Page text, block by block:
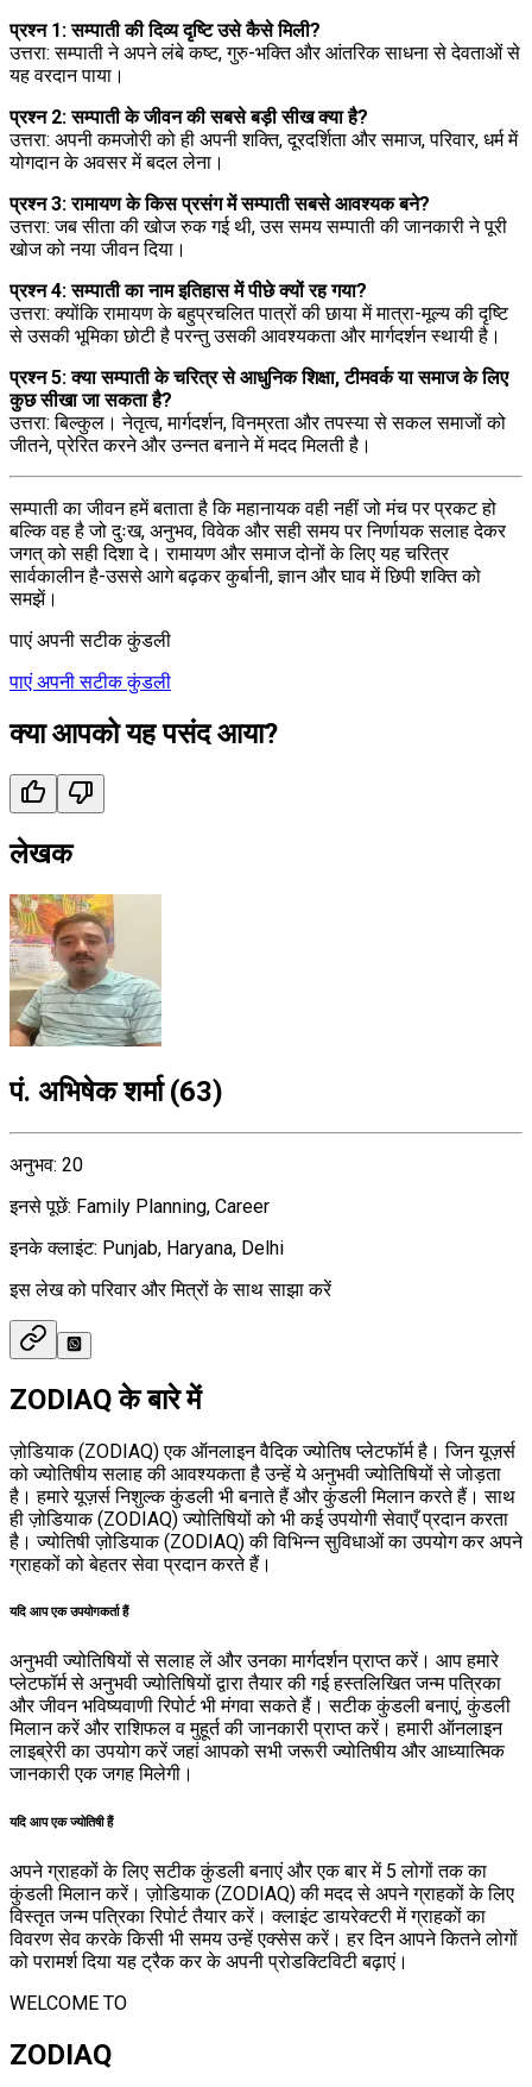
प्रश्न 1: सम्पाती की दिव्य दृष्टि उसे कैसे मिली?
उत्तरा: सम्पाती ने अपने लंबे कष्ट, गुरु-भक्ति और आंतरिक साधना से देवताओं से
यह वरदान पाया।
प्रश्न 2: सम्पाती के जीवन की सबसे बड़ी सीख क्या है?
उत्तरा: अपनी कमजोरी को ही अपनी शक्ति, दूरदर्शिता और समाज, परिवार, धर्म में
योगदान के अवसर में बदल लेना।
प्रश्न 3: रामायण के किस प्रसंग में सम्पाती सबसे आवश्यक बने?
उत्तरा: जब सीता की खोज रुक गई थी, उस समय सम्पाती की जानकारी ने पूरी
खोज को नया जीवन दिया।
प्रश्न 4: सम्पाती का नाम इतिहास में पीछे क्यों रह गया?
उत्तरा: क्योंकि रामायण के बहुप्रचलित पात्रों की छाया में मात्रा-मूल्य की दृष्टि
से उसकी भूमिका छोटी है परन्तु उसकी आवश्यकता और मार्गदर्शन स्थायी है।
प्रश्न 5: क्या सम्पाती के चरित्र से आधुनिक शिक्षा, टीमवर्क या समाज के लिए
कुछ सीखा जा सकता है?
उत्तरा: बिल्कुल। नेतृत्व, मार्गदर्शन, विनम्रता और तपस्या से सकल समाजों को
जीतने, प्रेरित करने और उन्नत बनाने में मदद मिलती है।
सम्पाती का जीवन हमें बताता है कि महानायक वही नहीं जो मंच पर प्रकट हो
बल्कि वह है जो दुःख, अनुभव, विवेक और सही समय पर निर्णायक सलाह देकर
जगत् को सही दिशा दे। रामायण और समाज दोनों के लिए यह चरित्र
सार्वकालीन है-उससे आगे बढ़कर कुर्बानी, ज्ञान और घाव में छिपी शक्ति को
समझें।
पाएं अपनी सटीक कुंडली
पाएं अपनी सटीक कुंडली
क्या आपको यह पसंद आया?
लेखक
पं. अभिषेक शर्मा(63)
अनुभव: 20
इनसे पूछें: Family Planning, Career
इनके क्लाइंट: Punjab, Haryana, Delhi
इस लेख को परिवार और मित्रों के साथ साझा करें
ZODIAQ के बारे में
ज़ोडियाक (ZODIAQ) एक ऑनलाइन वैदिक ज्योतिष प्लेटफॉर्म है। जिन यूज़र्स
को ज्योतिषीय सलाह की आवश्यकता है उन्हें ये अनुभवी ज्योतिषियों से जोड़ता
है। हमारे यूज़र्स निशुल्क कुंडली भी बनाते हैं और कुंडली मिलान करते हैं। साथ
ही ज़ोडियाक (ZODIAQ) ज्योतिषियों को भी कई उपयोगी सेवाएँ प्रदान करता
है। ज्योतिषी ज़ोडियाक (ZODIAQ) की विभिन्न सुविधाओं का उपयोग कर अपने
ग्राहकों को बेहतर सेवा प्रदान करते हैं।
यदि आप एक उपयोगकर्ता हैं
अनुभवी ज्योतिषियों से सलाह लें और उनका मार्गदर्शन प्राप्त करें। आप हमारे
प्लेटफॉर्म से अनुभवी ज्योतिषियों द्वारा तैयार की गई हस्तलिखित जन्म पत्रिका
और जीवन भविष्यवाणी रिपोर्ट भी मंगवा सकते हैं। सटीक कुंडली बनाएं, कुंडली
मिलान करें और राशिफल व मुहूर्त की जानकारी प्राप्त करें। हमारी ऑनलाइन
लाइब्रेरी का उपयोग करें जहां आपको सभी जरूरी ज्योतिषीय और आध्यात्मिक
जानकारी एक जगह मिलेगी।
यदि आप एक ज्योतिषी हैं
अपने ग्राहकों के लिए सटीक कुंडली बनाएं और एक बार में 5 लोगों तक का
कुंडली मिलान करें। ज़ोडियाक (ZODIAQ) की मदद से अपने ग्राहकों के लिए
विस्तृत जन्म पत्रिका रिपोर्ट तैयार करें। क्लाइंट डायरेक्टरी में ग्राहकों का
विवरण सेव करके किसी भी समय उन्हें एक्सेस करें। हर दिन आपने कितने लोगों
को परामर्श दिया यह ट्रैक कर के अपनी प्रोडक्टिविटी बढ़ाएं।
WELCOME TO
ZODIAQ